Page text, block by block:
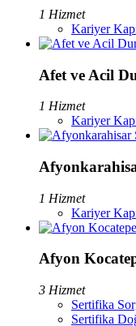
1 Hizmet
Kariyer
Afet ve Acil
1 Hizmet
Kariyer
1 Hizmet
Kariyer
Afyon
3 Hizmet
Sertifika
Sertifika